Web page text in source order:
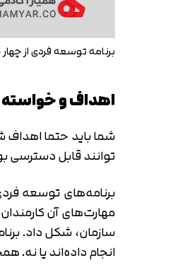
برنامه توسعه فردی از
اهداف و
شما باید حتما اهداف
توانند قابل دسترسی
برنامه‌های توسعه
مهارت‌های آن
سازمان، شکل داد.
انجام داده‌اند یا نه.